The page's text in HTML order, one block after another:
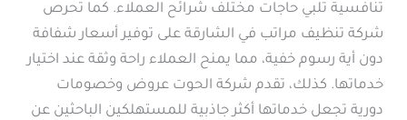
تنافسية تلبي حاجات مختلف شرائح العملاء. كما تحرص
شركة تنظيف مراتب في الشارقة على توفير أسعار شفافة
دون أية رسوم خفية، مما يمنح العملاء راحة وثقة عند اختيار
خدماتها. كذلك، تقدم شركة الحوت عروض وخصومات
دورية تجعل خدماتها أكثر جاذبية للمستهلكين الباحثين عن